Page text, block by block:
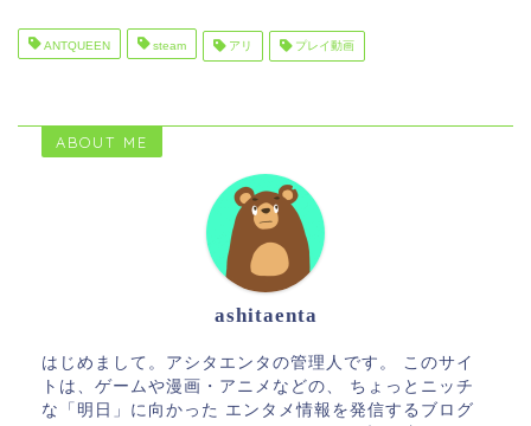
ANTQUEEN steam アリ プレイ動画
ABOUT ME
ashitaenta
はじめまして。アシタエンタの管理人です。 このサイ
トは、ゲームや漫画・アニメなどの、 ちょっとニッチ
な「明日」に向かった エンタメ情報を発信するブログ